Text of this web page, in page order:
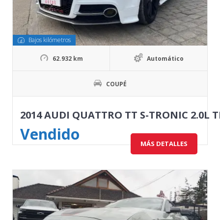
Bajos kilómetros
62.932 km Automático
COUPÉ
2014 AUDI QUATTRO TT S-TRONIC 2.0L
Vendido MÁS DETALLES